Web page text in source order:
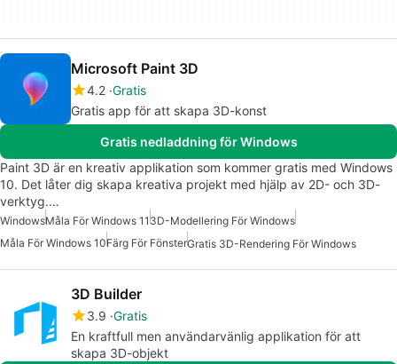
Microsoft Paint 3D
4.2 Gratis
Gratis app för att skapa 3D-konst
Gratis nedladdning för Windows
Paint 3D är en kreativ applikation som kommer gratis med Windows
10. Det låter dig skapa kreativa projekt med hjälp av 2D- och 3D-
verktyg.…
WindowsMåla För Windows 113D-Modellering För Windows
Måla För Windows 10Färg För FönsterGratis 3D-Rendering För Windows
3D Builder
3.9 Gratis
En kraftfull men användarvänlig applikation för att
skapa 3D-objekt